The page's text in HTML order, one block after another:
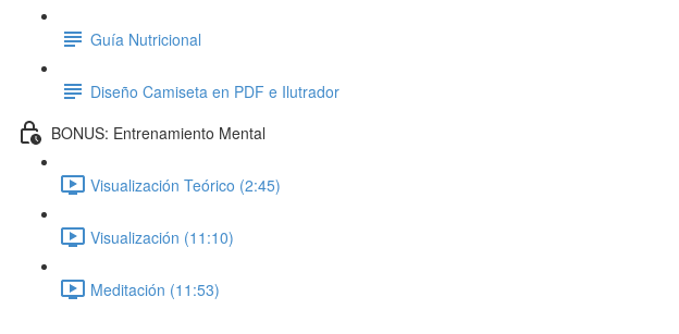
Guía Nutricional
Diseño Camiseta en PDF e Ilutrador
BONUS: Entrenamiento Mental
Visualización Teórico (2:45)
Visualización (11:10)
Meditación (11:53)